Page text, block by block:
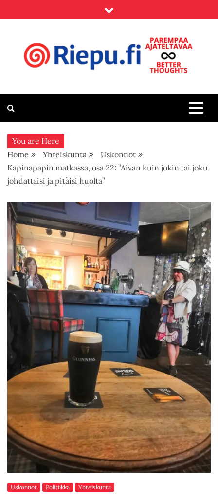
to
Riepu.fi
You are Here
Home
Yhteiskunta
Uskonnot
Kapinapapin matkassa, osa 22: ”Aivan kuin jokin tai joku
johdattaisi ja pitäisi huolta”
Uskonnot Politiikka Yhteiskunta